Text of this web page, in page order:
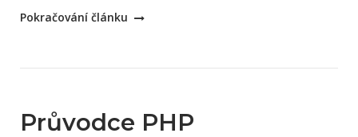
„JavaScriptařův
Pokračování článku
Průvodce PHP